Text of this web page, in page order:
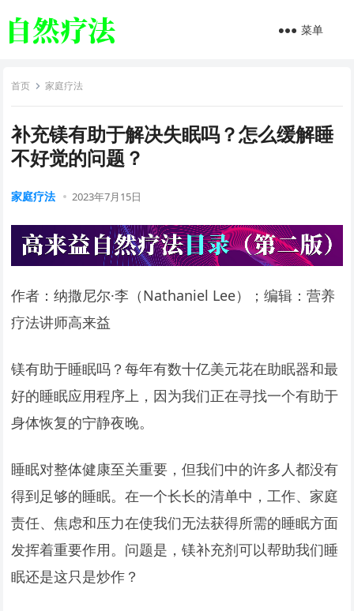
菜单
首页 家庭疗法
补充镁有助于解决失眠吗？怎么缓解睡
不好觉的问题？
家庭疗法 2023年7月15日
作者：纳撒尼尔·李（Nathaniel Lee）；编辑：营养
疗法讲师高来益
镁有助于睡眠吗？每年有数十亿美元花在助眠器和最
好的睡眠应用程序上，因为我们正在寻找一个有助于
身体恢复的宁静夜晚。
睡眠对整体健康至关重要，但我们中的许多人都没有
得到足够的睡眠。在一个长长的清单中，工作、家庭
责任、焦虑和压力在使我们无法获得所需的睡眠方面
发挥着重要作用。问题是，镁补充剂可以帮助我们睡
眠还是这只是炒作？